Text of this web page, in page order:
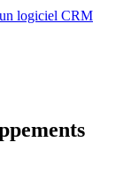
un logiciel CRM